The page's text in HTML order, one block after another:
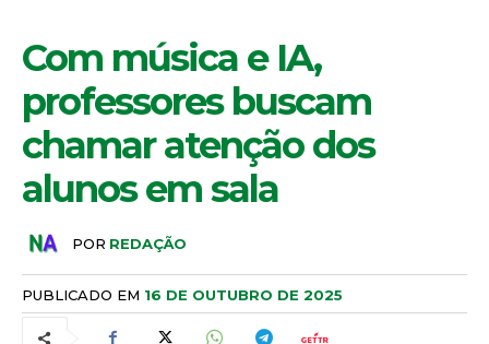
Com música e IA,
professores buscam
chamar atenção dos
alunos em sala
POR REDAÇÃO
PUBLICADO EM 16 DE OUTUBRO DE 2025